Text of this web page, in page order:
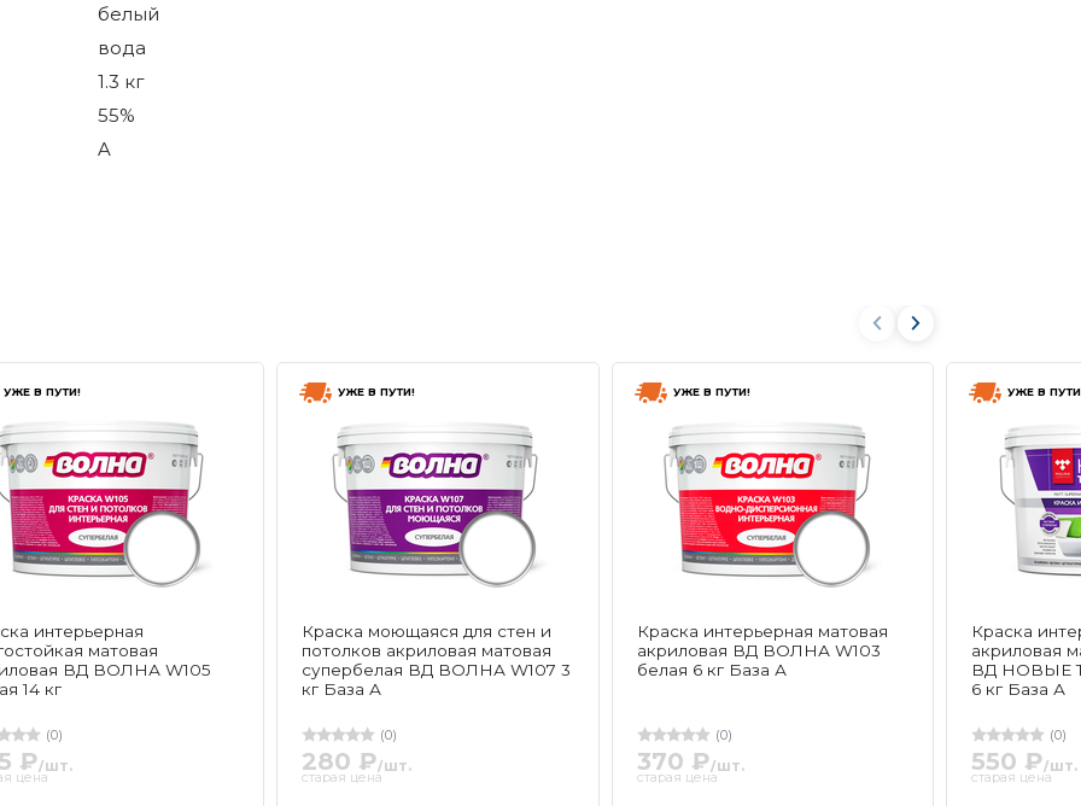
и относительной
наносить через 1.5
белый
вода
1.3 кг
55%
A
УЖЕ В ПУТИ!
интерьерная
матовая
ВД ВОЛНА W105
14 кг
(0)
₽/шт.
цена
УЖЕ В ПУТИ!
Краска моющаяся для стен и
потолков акриловая матовая
супербелая ВД ВОЛНА W107 3
кг База А
(0)
280 ₽/шт.
старая цена
УЖЕ В ПУТИ!
Краска интерьерная матовая
акриловая ВД ВОЛНА W103
белая 6 кг База А
(0)
370 ₽/шт.
старая цена
УЖЕ В
Краска
акриловая
ВД НОВЫЕ
6 кг База А
(0)
550 ₽/шт.
старая цена